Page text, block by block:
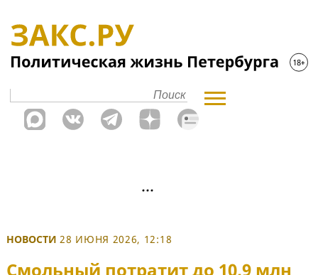
НОВОСТИ 28 ИЮНЯ 2026, 12:18
Смольный потратит до 10,9 млн